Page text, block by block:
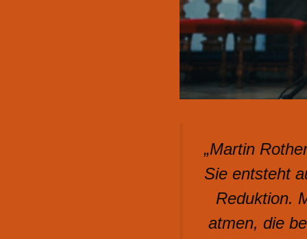
„Martin
Sie entsteht
Reduktion.
atmen, die